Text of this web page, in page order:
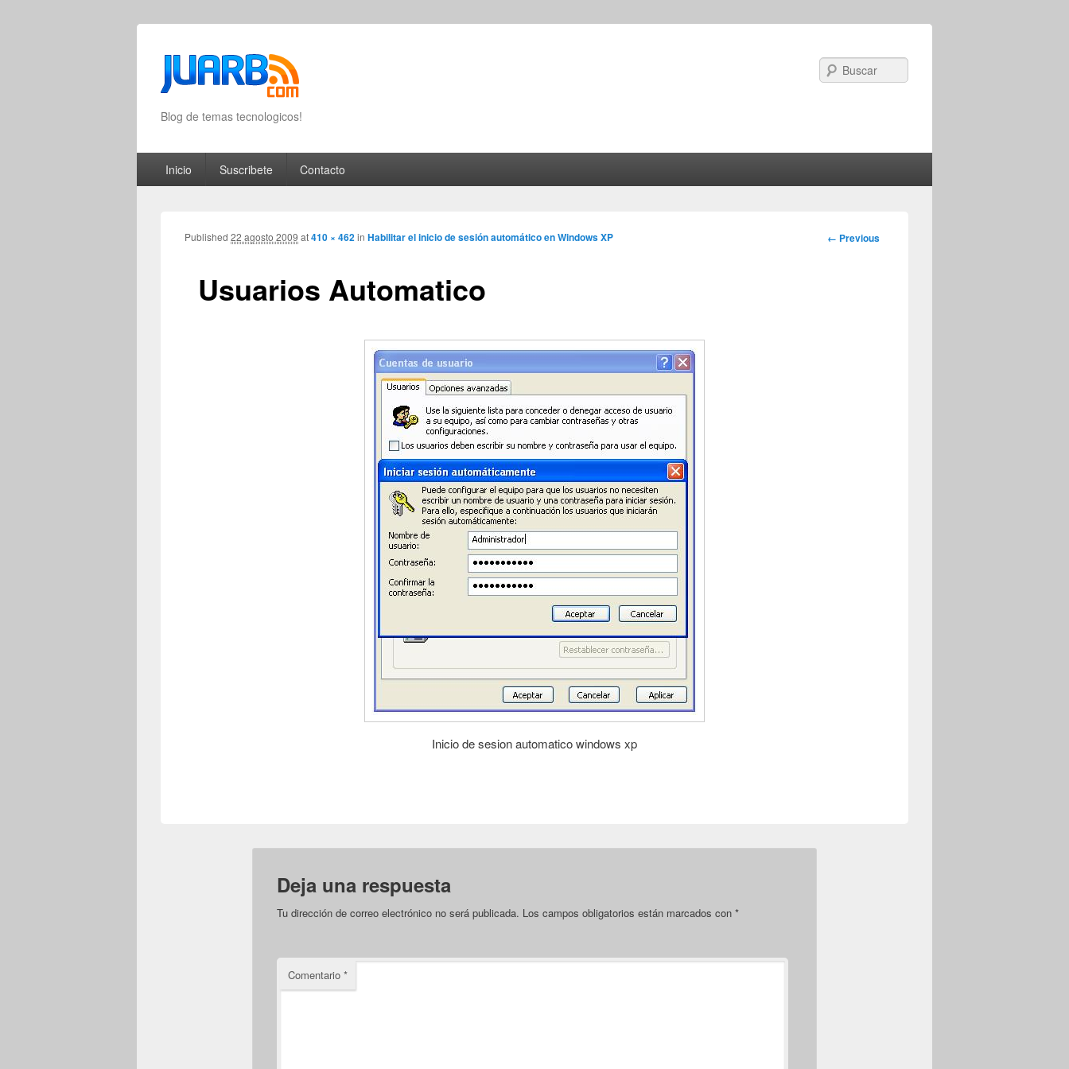
Blog de temas tecnologicos!
Primary menu
Skip to primary content
Skip to secondary content
Inicio Suscribete Contacto
Image
← Previous
Usuarios Automatico
Published 22 agosto 2009 at410 × 462in Habilitar el inicio de sesión automático en Windows XP
Inicio de sesion automatico windows xp
Deja una respuesta
Tu dirección de correo electrónico no será publicada. Los campos obligatorios están marcados con*
Comentario*